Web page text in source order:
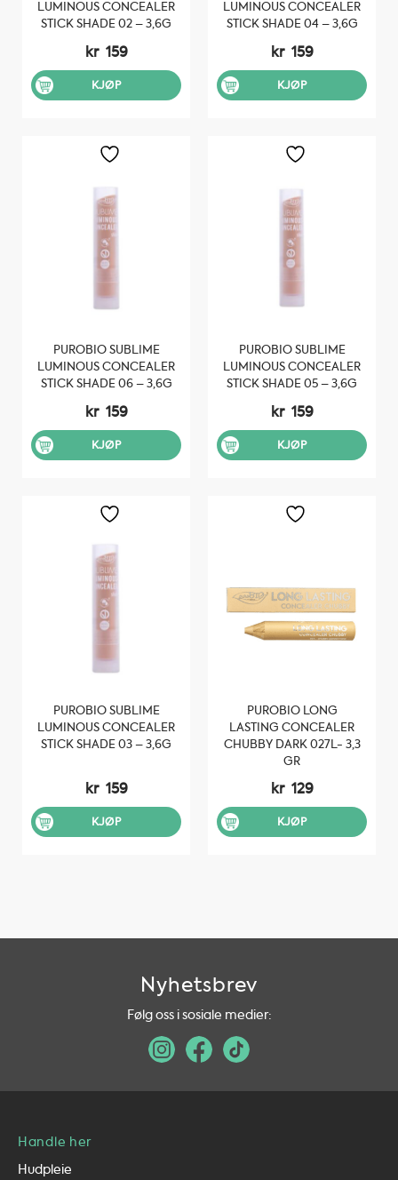
LUMINOUS CONCEALER
STICK SHADE 02 – 3,6G
kr 159
KJØP
LUMINOUS CONCEALER
STICK SHADE 04 – 3,6G
kr 159
KJØP
PUROBIO SUBLIME
LUMINOUS CONCEALER
STICK SHADE 06 – 3,6G
kr 159
KJØP
PUROBIO SUBLIME
LUMINOUS CONCEALER
STICK SHADE 05 – 3,6G
kr 159
KJØP
PUROBIO SUBLIME
LUMINOUS CONCEALER
STICK SHADE 03 – 3,6G
kr 159
KJØP
PUROBIO LONG
LASTING CONCEALER
CHUBBY DARK 027L- 3,3
GR
kr 129
KJØP
Nyhetsbrev
Følg oss i sosiale medier:
Handle her
Hudpleie